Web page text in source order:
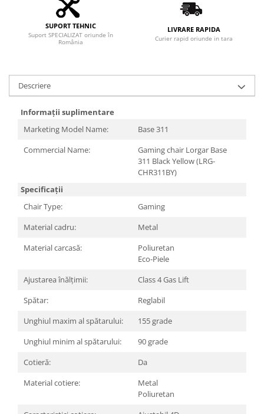
SUPORT TEHNIC
Suport SPECIALIZAT oriunde în
România
LIVRARE RAPIDA
Curier rapid oriunde in tara
Descriere
Informații suplimentare
Marketing Model Name:
Base 311
Commercial Name:
Gaming chair Lorgar Base
311 Black Yellow (LRG-
CHR311BY)
Specificații
Chair Type:
Gaming
Material cadru:
Metal
Material carcasă:
Poliuretan
Eco-Piele
Ajustarea înălțimii:
Class 4 Gas Lift
Spătar:
Reglabil
Unghiul maxim al spătarului:
155 grade
Unghiul minim al spătarului:
90 grade
Cotieră:
Da
Material cotiere:
Metal
Poliuretan